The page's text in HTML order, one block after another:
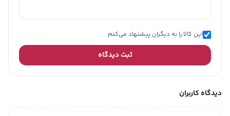
این کالا را به دیگران پیشنهاد می‌کنم
ثبت دیدگاه
دیدگاه کاربران